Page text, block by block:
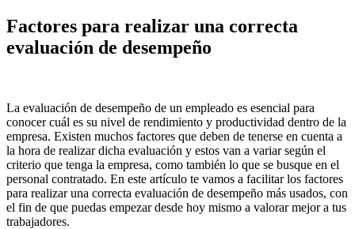
Factores para realizar una correcta
evaluación de desempeño
La evaluación de desempeño de un empleado es esencial para
conocer cuál es su nivel de rendimiento y productividad dentro de la
empresa. Existen muchos factores que deben de tenerse en cuenta a
la hora de realizar dicha evaluación y estos van a variar según el
criterio que tenga la empresa, como también lo que se busque en el
personal contratado. En este artículo te vamos a facilitar los factores
para realizar una correcta evaluación de desempeño más usados, con
el fin de que puedas empezar desde hoy mismo a valorar mejor a tus
trabajadores.